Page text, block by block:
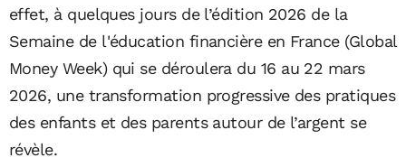
effet, à quelques jours de l’édition 2026 de la
Semaine de l'éducation financière en France (Global
Money Week) qui se déroulera du 16 au 22 mars
2026, une transformation progressive des pratiques
des enfants et des parents autour de l’argent se
révèle.